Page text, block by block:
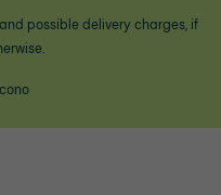
possible delivery charges, if